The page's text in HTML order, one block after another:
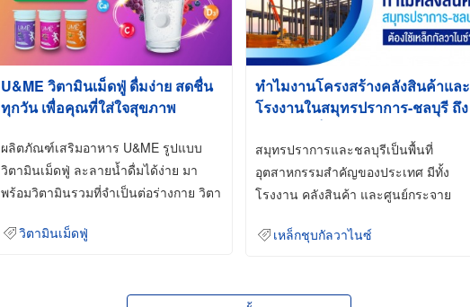
U&ME วิตามินเม็ดฟู่ ดื่มง่าย สดชื่น
ทุกวัน เพื่อคุณที่ใส่ใจสุขภาพ
ผลิตภัณฑ์เสริมอาหาร U&ME รูปแบบ
วิตามินเม็ดฟู่ ละลายน้ำดื่มได้ง่าย มา
พร้อมวิตามินรวมที่จำเป็นต่อร่างกาย วิตา
วิตามินเม็ดฟู่
ทำไมงานโครงสร้างคลังสินค้าและ
โรงงานในสมุทรปราการ-ชลบุรี ถึง
Galvanized)
สมุทรปราการและชลบุรีเป็นพื้นที่
อุตสาหกรรมสำคัญของประเทศ มีทั้ง
โรงงาน คลังสินค้า และศูนย์กระจาย
เหล็กชุบกัลวาไนซ์